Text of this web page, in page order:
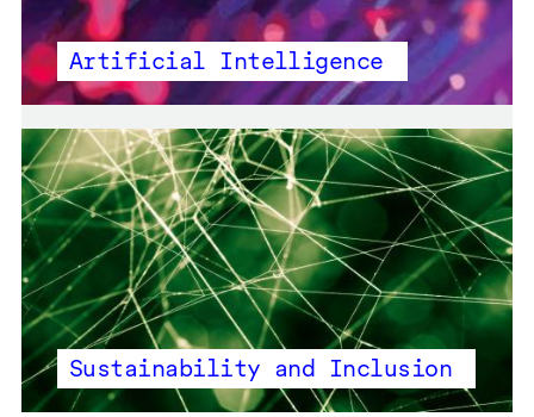
Artificial Intelligence
Sustainability and Inclusion